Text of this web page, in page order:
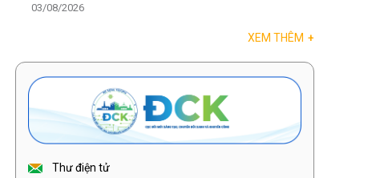
03/08/2026
XEM THÊM +
Thư điện tử